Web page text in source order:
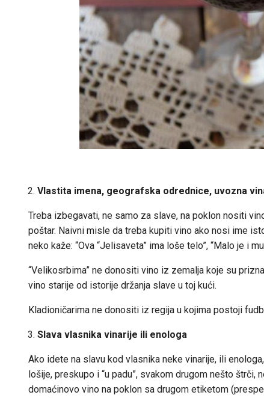
Vlastita imena, geografska odrednice, uvozna
Treba izbegavati, ne samo za slave, na poklon nositi
poštar. Naivni misle da treba kupiti vino ako nosi ime
neko kaže: “Ova “Jelisaveta” ima loše telo”, “Malo je i
“Velikosrbima” ne donositi vino iz zemalja koje su
vino starije od istorije držanja slave u toj kući.
Kladioničarima ne donositi iz regija u kojima postoji
Slava vlasnika vinarije ili enologa
Ako idete na slavu kod vlasnika neke vinarije, ili
lošije, preskupo i “u padu”, svakom drugom nešto
domaćinovo vino na poklon sa drugom etiketom